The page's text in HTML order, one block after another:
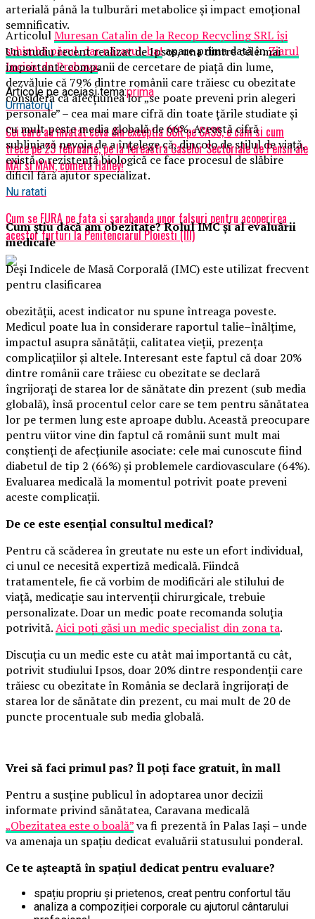
ArticolulMuresan Catalin de la Recop Recycling SRL își
schimbă părul, dar năravul, ba!apare prima dată înZiarul
Incisiv de Prahova.
Articole pe aceiasi tema:prima
Urmatorul
Cei care au invatat ceva din exceptia CCR pe CASS, e cam si cum
trece pe 23 februarie, pe la fereastra Caselor Sectoriale de Pensii ale
MAI si MAN, cometa Halley!
Nu ratati
Cum se FURA pe fata si sarabanda unor falsuri pentru acoperirea
acestor furturi la Penitenciarul Ploiesti (III)
arterială până la tulburări metabolice și impact emoțional
semnificativ.
Un studiu recent realizat de Ipsos, una dintre cele mai
importante companii de cercetare de piață din lume,
dezvăluie că 79% dintre românii care trăiesc cu obezitate
consideră că afecțiunea lor „se poate preveni prin alegeri
personale” – cea mai mare cifră din toate țările studiate și
cu mult peste media globală de 66%. Această cifră
subliniază nevoia de a înțelege că, dincolo de stilul de viață,
există o rezistență biologică ce face procesul de slăbire
dificil fără ajutor specializat.
Cum știu dacă am obezitate? Rolul IMC și al evaluării
medicale
Deși Indicele de Masă Corporală (IMC) este utilizat frecvent
pentru clasificarea
obezității, acest indicator nu spune întreaga poveste.
Medicul poate lua în considerare raportul talie–înălțime,
impactul asupra sănătății, calitatea vieții, prezența
complicațiilor și altele. Interesant este faptul că doar 20%
dintre românii care trăiesc cu obezitate se declară
îngrijorați de starea lor de sănătate din prezent (sub media
globală), însă procentul celor care se tem pentru sănătatea
lor pe termen lung este aproape dublu. Această preocupare
pentru viitor vine din faptul că românii sunt mult mai
conștienți de afecțiunile asociate: cele mai cunoscute fiind
diabetul de tip 2 (66%) și problemele cardiovasculare (64%).
Evaluarea medicală la momentul potrivit poate preveni
aceste complicații.
De ce este esențial consultul medical?
Pentru că scăderea în greutate nu este un efort individual,
ci unul ce necesită expertiză medicală. Fiindcă
tratamentele, fie că vorbim de modificări ale stilului de
viață, medicație sau intervenții chirurgicale, trebuie
personalizate. Doar un medic poate recomanda soluția
potrivită.Aici poți găsi un medic specialist din zona ta.
Discuția cu un medic este cu atât mai importantă cu cât,
potrivit studiului Ipsos, doar 20% dintre respondenții care
trăiesc cu obezitate în România se declară îngrijorați de
starea lor de sănătate din prezent, cu mai mult de 20 de
puncte procentuale sub media globală.
Vrei să faci primul pas? Îl poți face gratuit, în mall
Pentru a susține publicul în adoptarea unor decizii
informate privind sănătatea, Caravana medicală
„Obezitatea este o boală”va fi prezentă în Palas Iași – unde
va amenaja un spațiu dedicat evaluării statusului ponderal.
Ce te așteaptă în spațiul dedicat pentru evaluare?
spațiu propriu și prietenos, creat pentru confortul tău
analiza a compoziției corporale cu ajutorul cântarului